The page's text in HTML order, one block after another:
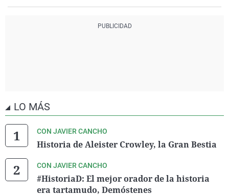
LO MÁS
CON JAVIER CANCHO
Historia de Aleister Crowley, la Gran Bestia
CON JAVIER CANCHO
#HistoriaD: El mejor orador de la historia
era tartamudo, Demóstenes